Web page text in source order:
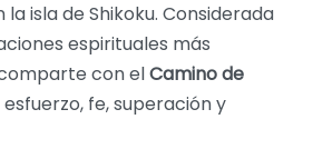
la isla de Shikoku. Considerada
espirituales más
con elCamino de
fe, superación y